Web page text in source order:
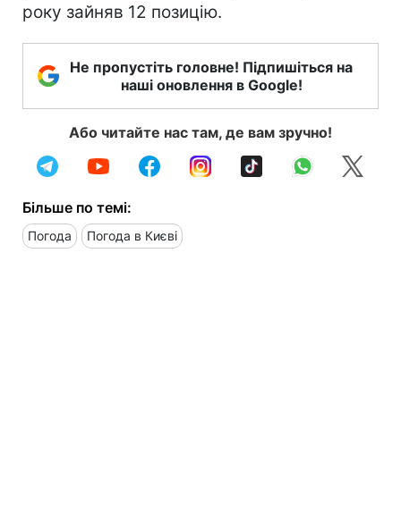
року зайняв 12 позицію.
Не пропустіть головне! Підпишіться на
наші оновлення в Google!
Або читайте нас там, де вам зручно!
Більше по темі:
Погода Погода в Києві